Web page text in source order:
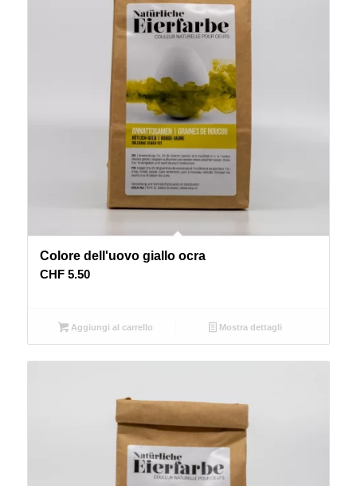
Colore dell'uovo giallo ocra
CHF5.50
Aggiungi al carrello Mostra dettagli